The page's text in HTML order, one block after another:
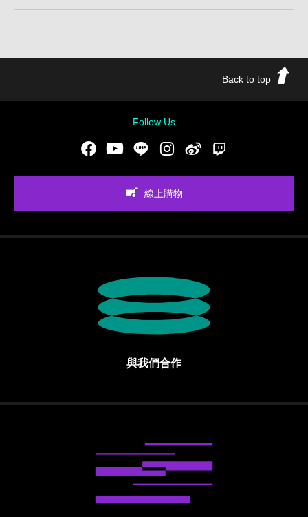
Back to top
Follow Us
FacebookYoutubeLINE Instgram新浪微博
線上購物
與我們合作